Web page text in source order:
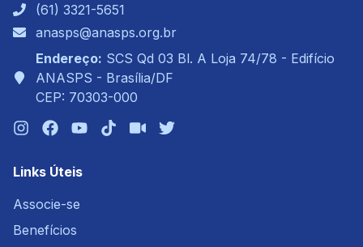
(61) 3321-5651
anasps@anasps.org.br
Endereço: SCS Qd 03 Bl. A Loja 74/78 - Edifício
ANASPS - Brasília/DF
CEP: 70303-000
Links Úteis
Associe-se
Benefícios